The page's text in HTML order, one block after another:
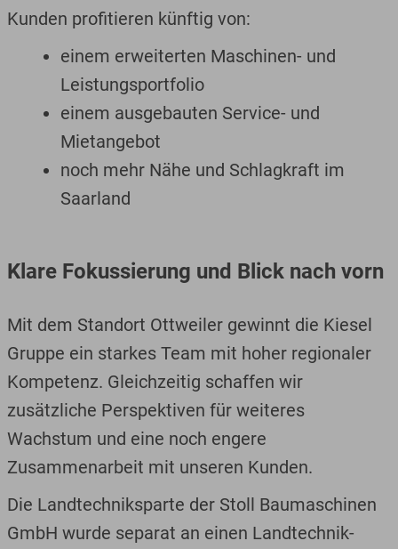
Kunden profitieren künftig von:
einem erweiterten Maschinen- und
Leistungsportfolio
einem ausgebauten Service- und
Mietangebot
noch mehr Nähe und Schlagkraft im
Saarland
Klare Fokussierung und Blick nach vorn
Mit dem Standort Ottweiler gewinnt die Kiesel
Gruppe ein starkes Team mit hoher regionaler
Kompetenz. Gleichzeitig schaffen wir
zusätzliche Perspektiven für weiteres
Wachstum und eine noch engere
Zusammenarbeit mit unseren Kunden.
Die Landtechniksparte der Stoll Baumaschinen
GmbH wurde separat an einen Landtechnik-